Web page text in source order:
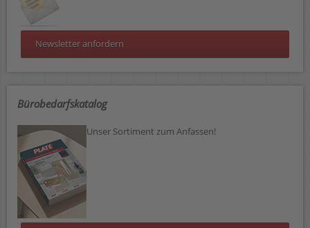
Newsletter anfordern
Bürobedarfskatalog
Unser Sortiment zum Anfassen!